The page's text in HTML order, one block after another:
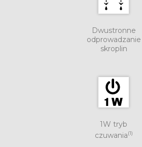
Dwustronne
odprowadzanie
skroplin
1W tryb
czuwania(1)